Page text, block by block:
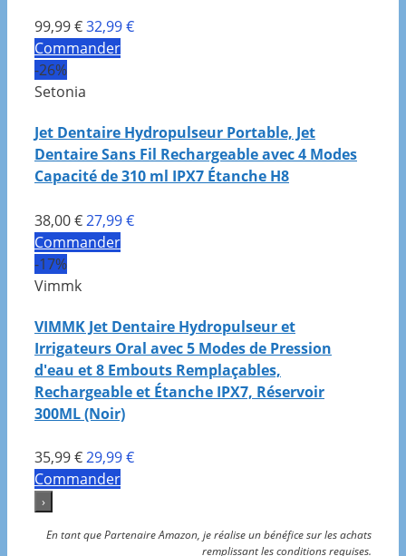
99,99 €32,99 €
Commander
-26%
Setonia
Jet Dentaire Hydropulseur Portable, Jet
Dentaire Sans Fil Rechargeable avec 4 Modes
Capacité de 310 ml IPX7 Étanche H8
38,00 €27,99 €
Commander
-17%
Vimmk
VIMMK Jet Dentaire Hydropulseur et
Irrigateurs Oral avec 5 Modes de Pression
d'eau et 8 Embouts Remplaçables,
Rechargeable et Étanche IPX7, Réservoir
300ML (Noir)
35,99 €29,99 €
Commander
›
En tant que Partenaire Amazon, je réalise un bénéfice sur les achats
remplissant les conditions requises.